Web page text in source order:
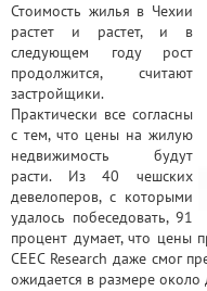
Квартиры
Дома
Новостройки
Коммерческие
Стоимость жилья в Чехии
растет и растет, и в
следующем году рост
продолжится, считают
застройщики.
Практически все согласны
с тем, что цены на жилую
недвижимость будут
расти. Из 40 чешских
девелоперов, с которыми
удалось побеседовать, 91
процент думает, что цены
CEEC Research даже смог
ожидается в размере около